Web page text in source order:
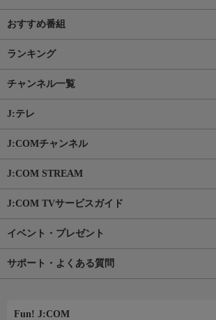
おすすめ番組
ランキング
チャンネル一覧
J:テレ
J:COMチャンネル
J:COM STREAM
J:COM TVサービスガイド
イベント・プレゼント
サポート・よくある質問
Fun! J:COM